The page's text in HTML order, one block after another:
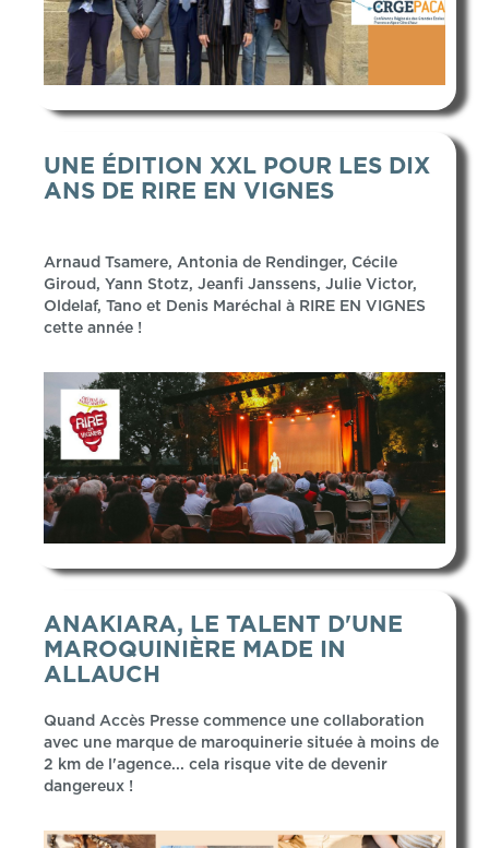
UNE ÉDITION XXL POUR LES DIX
ANS DE RIRE EN VIGNES
Arnaud Tsamere, Antonia de Rendinger, Cécile
Giroud, Yann Stotz, Jeanfi Janssens, Julie Victor,
Oldelaf, Tano et Denis Maréchal à RIRE EN VIGNES
cette année !
ANAKIARA, LE TALENT D'UNE
MAROQUINIÈRE MADE IN
ALLAUCH
Quand Accès Presse commence une collaboration
avec une marque de maroquinerie située à moins de
2 km de l'agence... cela risque vite de devenir
dangereux !